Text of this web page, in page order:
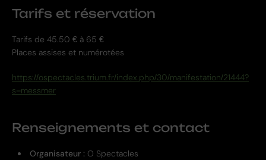
Tarifs et réservation
Tarifs de 45.50 € à 65 €
Places assises et numérotées
https://ospectacles.trium.fr/index.php/30/manifestation/21444?
s=messmer
Renseignements et contact
Organisateur : O Spectacles